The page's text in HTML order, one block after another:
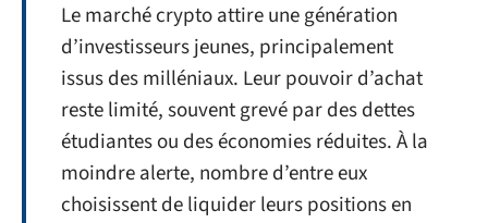
Le marché crypto attire une génération
d’investisseurs jeunes, principalement
issus des milléniaux. Leur pouvoir d’achat
reste limité, souvent grevé par des dettes
étudiantes ou des économies réduites. À la
moindre alerte, nombre d’entre eux
choisissent de liquider leurs positions en